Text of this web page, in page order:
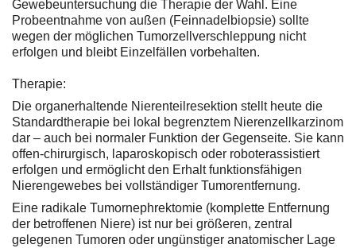
Gewebeuntersuchung die Therapie der Wahl. Eine
Probeentnahme von außen (Feinnadelbiopsie) sollte
wegen der möglichen Tumorzellverschleppung nicht
erfolgen und bleibt Einzelfällen vorbehalten.
Therapie:
Die organerhaltende Nierenteilresektion stellt heute die
Standardtherapie bei lokal begrenztem Nierenzellkarzinom
dar – auch bei normaler Funktion der Gegenseite. Sie kann
offen-chirurgisch, laparoskopisch oder roboterassistiert
erfolgen und ermöglicht den Erhalt funktionsfähigen
Nierengewebes bei vollständiger Tumorentfernung.
Eine radikale Tumornephrektomie (komplette Entfernung
der betroffenen Niere) ist nur bei größeren, zentral
gelegenen Tumoren oder ungünstiger anatomischer Lage